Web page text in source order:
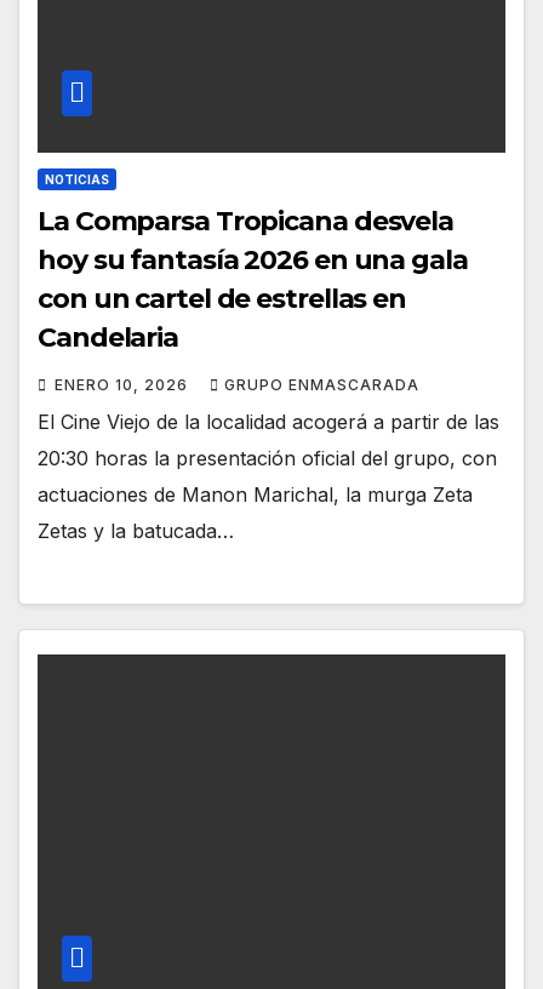
NOTICIAS
La Comparsa Tropicana desvela
hoy su fantasía 2026 en una gala
con un cartel de estrellas en
Candelaria
ENERO 10, 2026 GRUPO ENMASCARADA
El Cine Viejo de la localidad acogerá a partir de las
20:30 horas la presentación oficial del grupo, con
actuaciones de Manon Marichal, la murga Zeta
Zetas y la batucada…